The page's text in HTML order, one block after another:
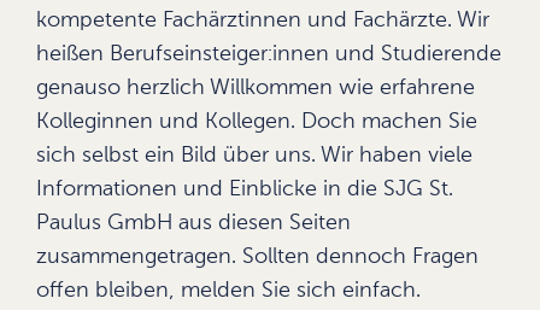
kompetente Fachärztinnen und Fachärzte. Wir
heißen Berufseinsteiger:innen und Studierende
genauso herzlich Willkommen wie erfahrene
Kolleginnen und Kollegen. Doch machen Sie
sich selbst ein Bild über uns. Wir haben viele
Informationen und Einblicke in die SJG St.
Paulus GmbH aus diesen Seiten
zusammengetragen. Sollten dennoch Fragen
offen bleiben, melden Sie sich einfach.